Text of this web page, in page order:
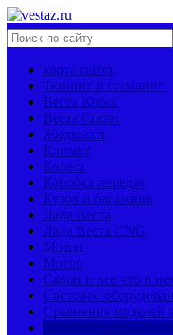
карта сайта
Тюнинг и стайлинг
Веста Кросс
Веста Спорт
Жидкости
Климат
Колеса
Коробка передач
Кузов и багажник
Лада Веста
Лада Веста CNG
Мозги
Мотор
Салон и все что в
Световое
Сравнение моделей